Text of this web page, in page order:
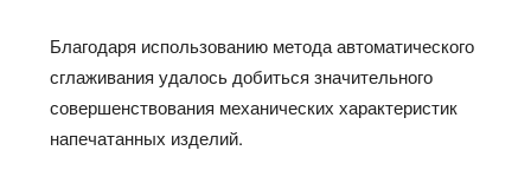
Благодаря использованию метода автоматического
сглаживания удалось добиться значительного
совершенствования механических характеристик
напечатанных изделий.​